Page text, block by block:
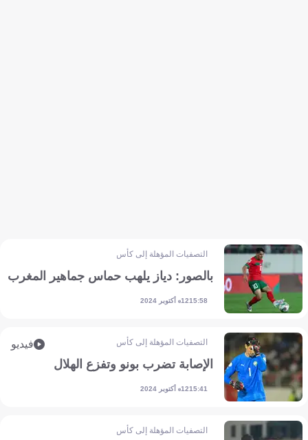
التصفيات المؤهلة إلى كأس أمم إفريقيا
بالصور: دياز يلهب حماس جماهير المغرب
15:5812 أكتوبر 2024
التصفيات المؤهلة إلى كأس أمم إفريقيا فيديو
الإصابة تضرب بونو وتفزع الهلال
15:4112 أكتوبر 2024
التصفيات المؤهلة إلى كأس أمم إفريقيا